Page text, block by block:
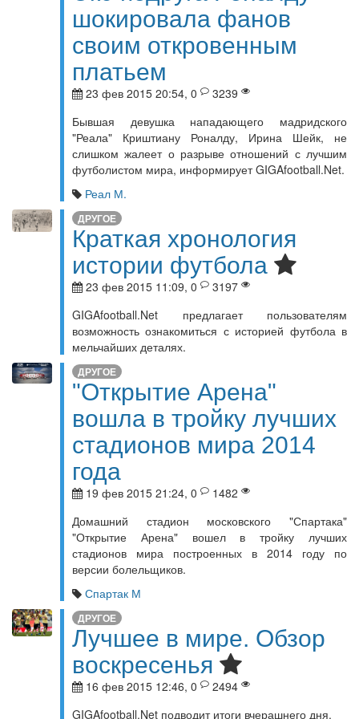
шокировала фанов
своим откровенным
платьем
23 фев 2015 20:54, 0
3239
Бывшая девушка нападающего мадридского
"Реала" Криштиану Роналду, Ирина Шейк, не
слишком жалеет о разрыве отношений с лучшим
футболистом мира, информирует GIGAfootball.Net.
Реал М.
ДРУГОЕ
Краткая хронология
истории футбола
23 фев 2015 11:09, 0
3197
GIGAfootball.Net предлагает пользователям
возможность ознакомиться с историей футбола в
мельчайших деталях.
ДРУГОЕ
"Открытие Арена"
вошла в тройку лучших
стадионов мира 2014
года
19 фев 2015 21:24, 0
1482
Домашний стадион московского "Спартака"
"Открытие Арена" вошел в тройку лучших
стадионов мира построенных в 2014 году по
версии болельщиков.
Спартак М
ДРУГОЕ
Лучшее в мире. Обзор
воскресенья
16 фев 2015 12:46, 0
2494
GIGAfootball.Net подводит итоги вчерашнего дня.